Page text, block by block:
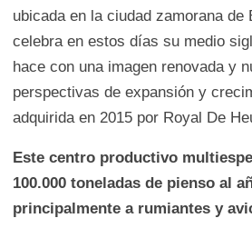
ubicada en la ciudad zamorana de
celebra en estos días su medio
hace con una imagen renovada y
perspectivas de expansión y
adquirida en 2015 por Royal De
Este centro productivo
100.000 toneladas de pienso al
principalmente a rumiantes y